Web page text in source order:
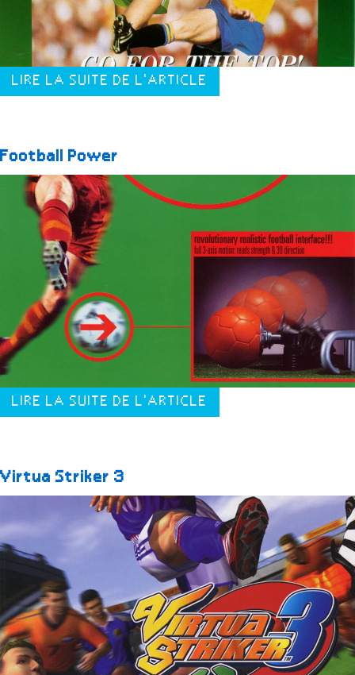
LIRE LA SUITE DE L'ARTICLE
Football Power
LIRE LA SUITE DE L'ARTICLE
Virtua Striker 3